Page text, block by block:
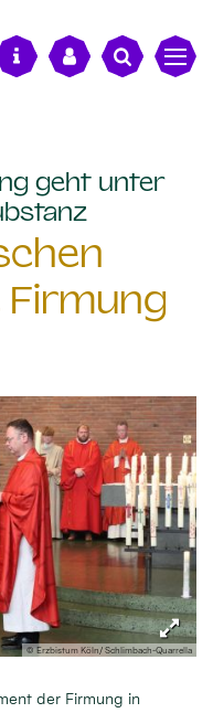
geht unter
Firmung
© Erzbistum Köln/ Schlimbach-Quarrella
der Firmung in